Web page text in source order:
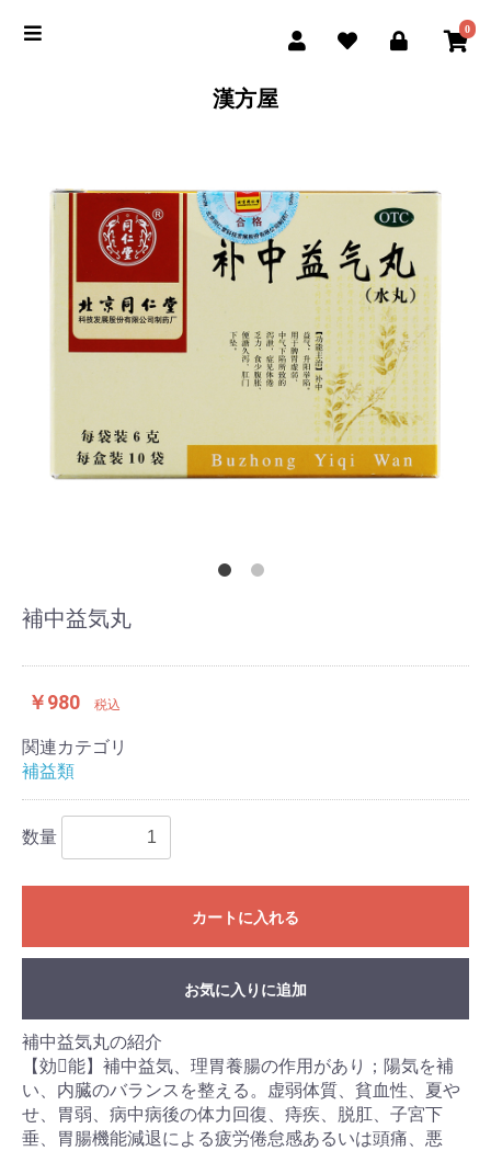
0
漢方屋
補中益気丸
￥980 税込
関連カテゴリ
補益類
数量
カートに入れる
お気に入りに追加
補中益気丸の紹介
【効能】補中益気、理胃養腸の作用があり；陽気を補
い、内臓のバランスを整える。虚弱体質、貧血性、夏や
せ、胃弱、病中病後の体力回復、痔疾、脱肛、子宮下
垂、胃腸機能減退による疲労倦怠感あるいは頭痛、悪